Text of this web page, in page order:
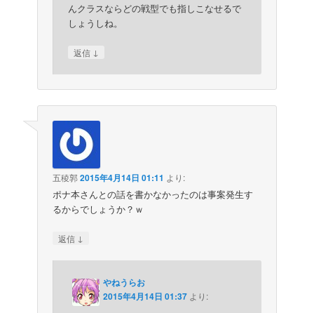
んクラスならどの戦型でも指しこなせるで
しょうしね。
返信 ↓
五稜郭2015年4月14日 01:11 より:
ポナ本さんとの話を書かなかったのは事案発生す
るからでしょうか？ｗ
返信 ↓
やねうらお
2015年4月14日 01:37 より: